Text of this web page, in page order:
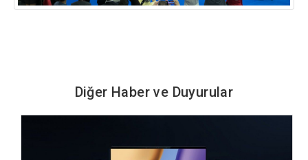
Diğer Haber ve Duyurular